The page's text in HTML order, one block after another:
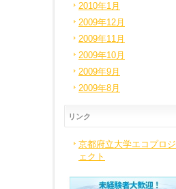
2010年1月
2009年12月
2009年11月
2009年10月
2009年9月
2009年8月
リンク
京都府立大学エコプロジ
ェクト